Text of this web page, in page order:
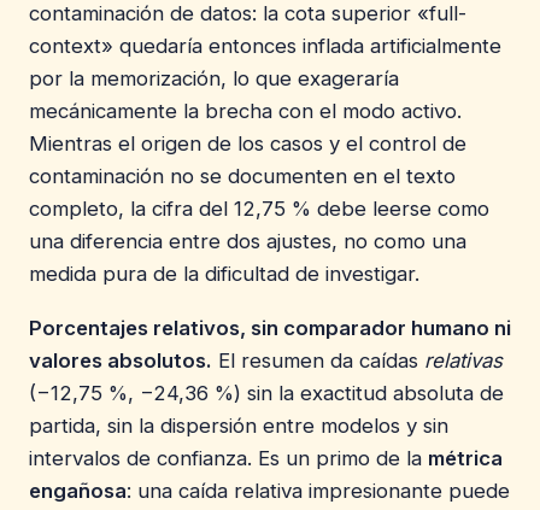
contaminación de datos: la cota superior «full-
context» quedaría entonces inflada artificialmente
por la memorización, lo que exageraría
mecánicamente la brecha con el modo activo.
Mientras el origen de los casos y el control de
contaminación no se documenten en el texto
completo, la cifra del 12,75 % debe leerse como
una diferencia entre dos ajustes, no como una
medida pura de la dificultad de investigar.
Porcentajes relativos, sin comparador humano ni
valores absolutos. El resumen da caídas relativas
(−12,75 %, −24,36 %) sin la exactitud absoluta de
partida, sin la dispersión entre modelos y sin
intervalos de confianza. Es un primo de la métrica
engañosa: una caída relativa impresionante puede